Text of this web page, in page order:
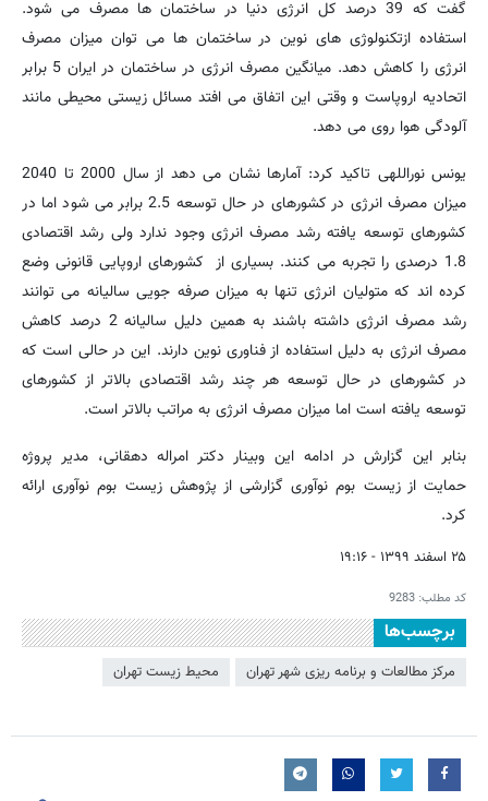
گفت که 39 درصد کل انرژی دنیا در ساختمان ها مصرف می شود.
استفاده ازتکنولوژی های نوین در ساختمان ها می توان میزان مصرف
انرژی را کاهش دهد. میانگین مصرف انرژی در ساختمان در ایران 5 برابر
اتحادیه اروپاست و وقتی این اتفاق می افتد مسائل زیستی محیطی مانند
آلودگی هوا روی می دهد.
یونس نوراللهی تاکید کرد: آمارها نشان می دهد از سال 2000 تا 2040
میزان مصرف انرژی در کشورهای در حال توسعه 2.5 برابر می شود اما در
کشورهای توسعه یافته رشد مصرف انرژی وجود ندارد ولی رشد اقتصادی
1.8 درصدی را تجربه می کنند. بسیاری از کشورهای اروپایی قانونی وضع
کرده اند که متولیان انرژی تنها به میزان صرفه جویی سالیانه می توانند
رشد مصرف انرژی داشته باشند به همین دلیل سالیانه 2 درصد کاهش
مصرف انرژی به دلیل استفاده از فناوری نوین دارند. این در حالی است که
در کشورهای در حال توسعه هر چند رشد اقتصادی بالاتر از کشورهای
توسعه یافته است اما میزان مصرف انرژی به مراتب بالاتر است.
بنابر این گزارش در ادامه این وبینار دکتر امراله دهقانی، مدیر پروژه
حمایت از زیست بوم نوآوری گزارشی از پژوهش زیست بوم نوآوری ارائه
کرد.
۲۵ اسفند ۱۳۹۹ - ۱۹:۱۶
کد مطلب: 9283
برچسب‌ها
مرکز مطالعات و برنامه ریزی شهر تهران محیط زیست تهران